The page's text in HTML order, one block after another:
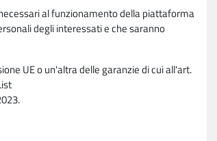
al funzionamento della piattaforma
degli interessati e che saranno
UE o un'altra delle garanzie di cui all'art.